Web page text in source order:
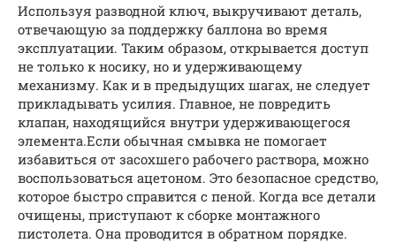
Используя разводной ключ, выкручивают деталь,
отвечающую за поддержку баллона во время
эксплуатации. Таким образом, открывается доступ
не только к носику, но и удерживающему
механизму. Как и в предыдущих шагах, не следует
прикладывать усилия. Главное, не повредить
клапан, находящийся внутри удерживающегося
элемента.Если обычная смывка не помогает
избавиться от засохшего рабочего раствора, можно
воспользоваться ацетоном. Это безопасное средство,
которое быстро справится с пеной. Когда все детали
очищены, приступают к сборке монтажного
пистолета. Она проводится в обратном порядке.